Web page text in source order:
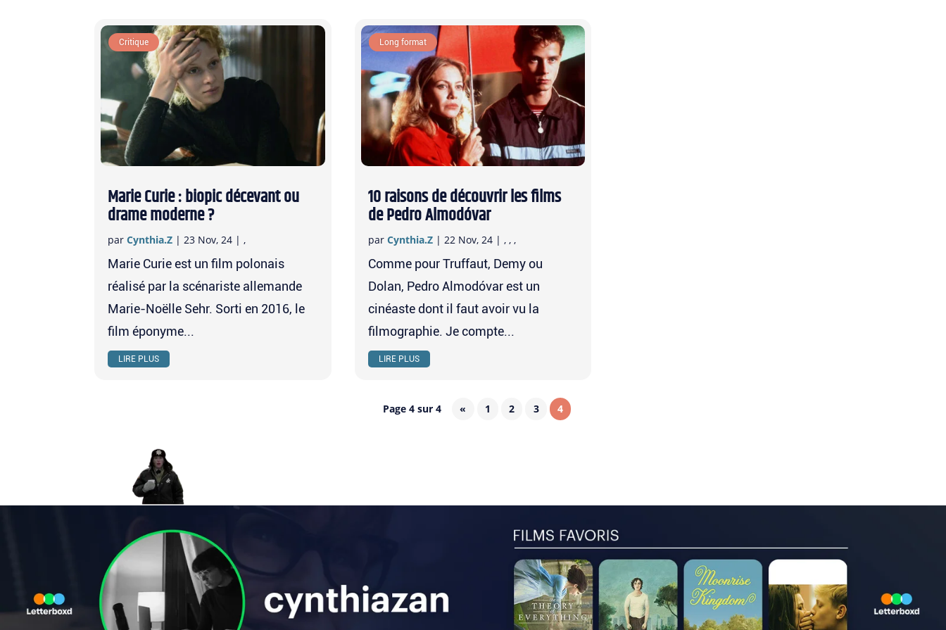
Marie Curie : biopic décevant ou
drame moderne ?
parCynthia.Z | 23 Nov, 24 |
Critique
,
Marie Curie est un film polonais
réalisé par la scénariste allemande
Marie-Noëlle Sehr. Sorti en 2016, le
film éponyme...
LIRE PLUS
10 raisons de découvrir les films
de Pedro Almodóvar
par Cynthia.Z| 22 Nov, 24|
À la une
, ,
Long format
,
Comme pour Truffaut, Demy ou
Dolan, Pedro Almodóvar est un
cinéaste dont il faut avoir vu la
filmographie. Je compte...
LIRE PLUS
Page 4 sur 4 « 1 2 3 4